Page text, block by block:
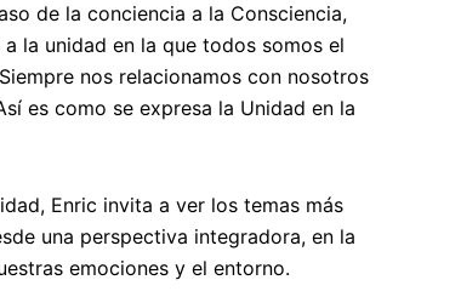
de la conciencia a la Consciencia,
la unidad en la que todos somos el
nos relacionamos con nosotros
es como se expresa la Unidad en la
Enric invita a ver los temas más
una perspectiva integradora, en la
emociones y el entorno.